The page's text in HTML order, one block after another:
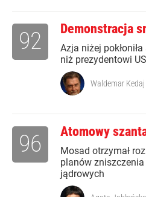
Demonstracja
Azja niżej
niż prezydentowi
92
Waldemar Kedaj
Atomowy
Mosad otrzymał
planów
jądrowych
96